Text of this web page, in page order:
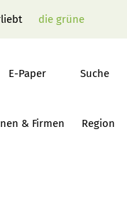
die grüne
E-Paper Suche
& Firmen Region